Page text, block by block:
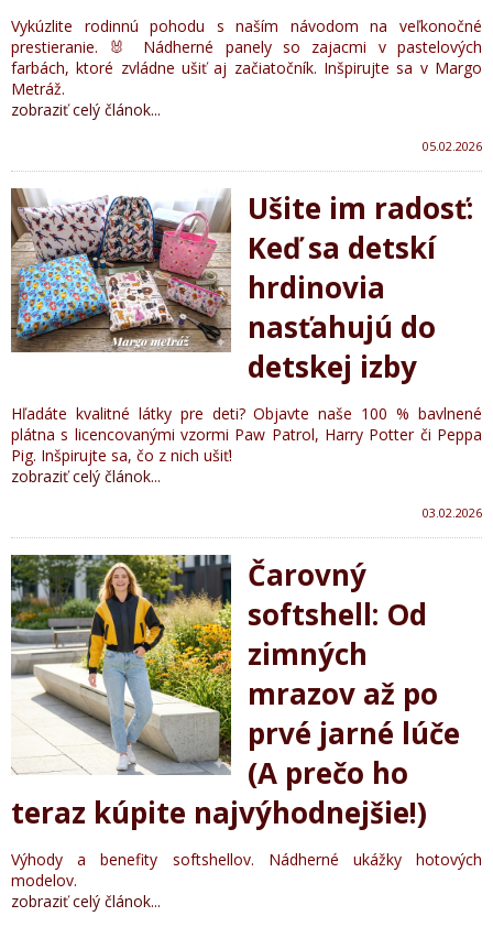
Vykúzlite rodinnú pohodu s naším návodom na veľkonočné
prestieranie. 🐰 Nádherné panely so zajacmi v pastelových
farbách, ktoré zvládne ušiť aj začiatočník. Inšpirujte sa v Margo
Metráž.
zobraziť celý článok...
05.02.2026
Ušite im radosť:
Keď sa detskí
hrdinovia
nasťahujú do
detskej izby
Hľadáte kvalitné látky pre deti? Objavte naše 100 % bavlnené
plátna s licencovanými vzormi Paw Patrol, Harry Potter či Peppa
Pig. Inšpirujte sa, čo z nich ušiť!
zobraziť celý článok...
03.02.2026
Čarovný
softshell: Od
zimných
mrazov až po
prvé jarné lúče
(A prečo ho
teraz kúpite najvýhodnejšie!)
Výhody a benefity softshellov. Nádherné ukážky hotových
modelov.
zobraziť celý článok...